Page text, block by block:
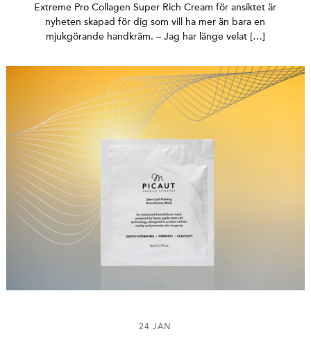
Extreme Pro Collagen Super Rich Cream för ansiktet är
nyheten skapad för dig som vill ha mer än bara en
mjukgörande handkräm. – Jag har länge velat […]
24 JAN